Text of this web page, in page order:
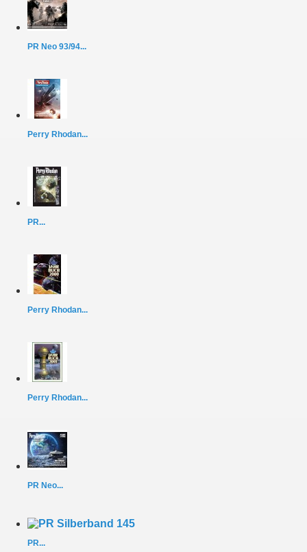
PR Neo 93/94...
Perry Rhodan...
PR...
Perry Rhodan...
Perry Rhodan...
PR Neo...
PR...